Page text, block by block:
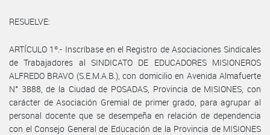
RESUELVE:
ARTÍCULO 1º.- Inscríbase en el Registro de Asociaciones Sindicales
de Trabajadores al SINDICATO DE EDUCADORES MISIONEROS
ALFREDO BRAVO (S.E.M.A.B.), con domicilio en Avenida Almafuerte
N° 3888, de la Ciudad de POSADAS, Provincia de MISIONES, con
carácter de Asociación Gremial de primer grado, para agrupar al
personal docente que se desempeña en relación de dependencia
con el Consejo General de Educación de la Provincia de MISIONES